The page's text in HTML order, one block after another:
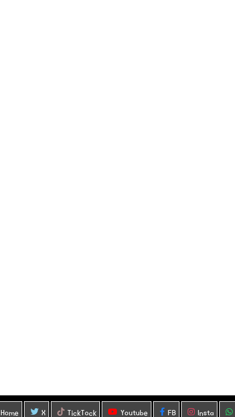
Home X TickTock Youtube FB Insta